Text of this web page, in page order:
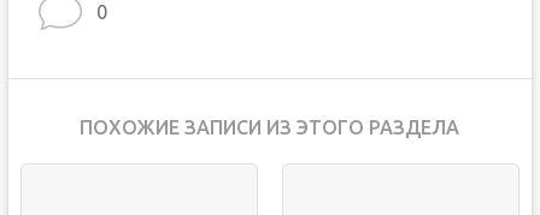
0
ПОХОЖИЕ ЗАПИСИ ИЗ ЭТОГО РАЗДЕЛА